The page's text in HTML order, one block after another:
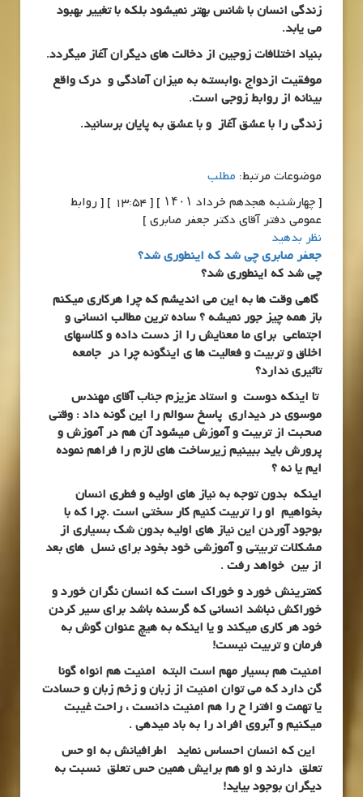
زندگی انسان با شانس بهتر نمیشود بلکه با تغییر بهبود
می یابد.
بنیاد اختلافات زوجین از دخالت های دیگران آغاز میگردد.
موفقیت ازدواج ،وابسته به میزان آمادگی و درک واقع
بینانه از روابط زوجی است.
زندگی را با عشق آغاز و با عشق به پایان برسانید.
موضوعات مرتبط: مطلب
[ چهارشنبه هجدهم خرداد ۱۴۰۱ ] [ 13:54 ] [ روابط
عمومی دفتر آقای دکتر جعفر صابری ]
نظر بدهید
جعفر صابری چی شد که اینطوری شد؟
چی شد که اینطوری شد؟
گاهی وقت ها به این می اندیشم که چرا هرکاری میکنم
باز همه چیز جور نمیشه ؟ ساده ترین مطالب انسانی و
اجتماعی برای ما معنایش را از دست داده و کلاسهای
اخلاق و تربیت و فعالیت ها ی اینگونه چرا در جامعه
تاثیری ندارد؟
تا اینکه دوست و استاد عزیزم جناب آقای مهندس
موسوی در دیداری پاسخ سوالم را این گونه داد : وقتی
صحبت از تربیت و آموزش میشود آن هم در آموزش و
پرورش باید ببینیم زیرساخت های لازم را فراهم نموده
ایم یا نه ؟
اینکه بدون توجه به نیاز های اولیه و فطری انسان
بخواهیم او را تربیت کنیم کار سختی است .چرا که با
بوجود آوردن این نیاز های اولیه بدون شک بسیاری از
مشکلات تربیتی و آموزشی خود بخود برای نسل های بعد
از بین خواهد رفت .
کمترینش خورد و خوراک است که انسان نگران خورد و
خوراکش نباشد انسانی که گرسنه باشد برای سیر کردن
خود هر کاری میکند و یا اینکه به هیچ عنوان گوش به
فرمان و تربیت نیست!
امنیت هم بسیار مهم است البته امنیت هم انواه گونا
گن دارد که می توان امنیت از زبان و زخم زبان و حسادت
یا تهمت و افترا ح را هم امنیت دانست ، راحت غیبت
میکنیم و آبروی افراد را به باد میدهی .
این که انسان احساس نماید اطرافیانش به او حس
تعلق دارند و او هم برایش همین حس تعلق نسبت به
دیگران بوجود بیاید!